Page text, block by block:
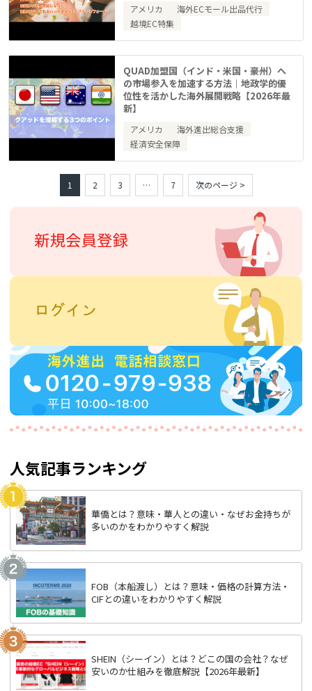
アメリカ
海外ECモール出品代行
越境EC特集
QUAD加盟国（インド・米国・豪州）へ
の市場参入を加速する方法｜地政学的優
位性を活かした海外展開戦略【2026年最
新】
アメリカ
海外進出総合支援
経済安全保障
1 2 3 … 7 次のページ >
人気記事ランキング
華僑とは？意味・華人との違い・なぜお金持ちが
多いのかをわかりやすく解説
FOB（本船渡し）とは？意味・価格の計算方法・
CIFとの違いをわかりやすく解説
SHEIN（シーイン）とは？どこの国の会社？なぜ
安いのか仕組みを徹底解説【2026年最新】